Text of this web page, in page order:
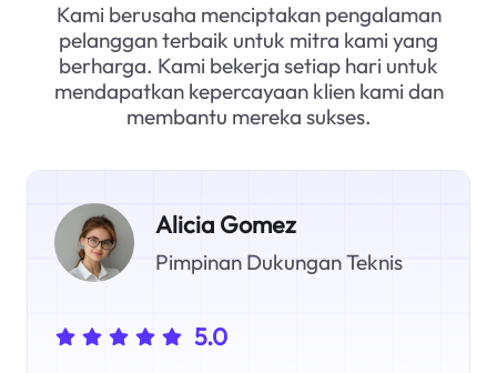
Kami berusaha menciptakan pengalaman
pelanggan terbaik untuk mitra kami yang
berharga. Kami bekerja setiap hari untuk
mendapatkan kepercayaan klien kami dan
membantu mereka sukses.
Alicia Gomez
Pimpinan Dukungan Teknis
5.0